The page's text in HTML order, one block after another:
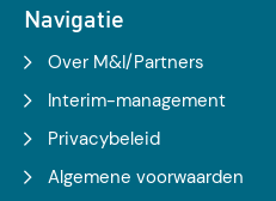
Navigatie
Over M&I/Partners
Interim-management
Privacybeleid
Algemene voorwaarden